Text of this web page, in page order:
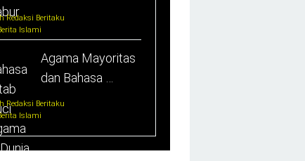
Redaksi Beritaku
Islami
Agama Mayoritas
dan Bahasa …
Redaksi Beritaku
Islami